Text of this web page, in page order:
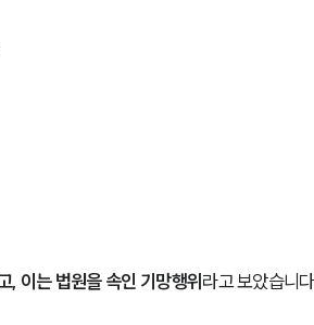
이는 법원을 속인 기망행위 라고 보았습니다.